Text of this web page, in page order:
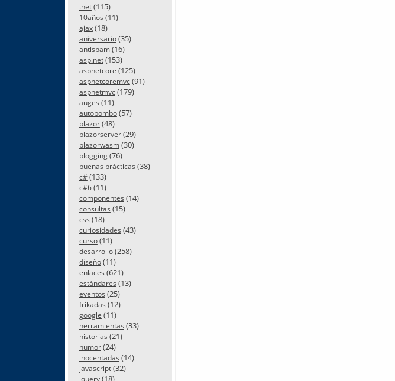
.net(115)
10años (11)
ajax(18)
aniversario(35)
antispam(16)
asp.net(153)
aspnetcore (125)
aspnetcoremvc(91)
aspnetmvc(179)
auges (11)
autobombo(57)
blazor(48)
blazorserver(29)
blazorwasm(30)
blogging(76)
buenas prácticas (38)
c#(133)
c#6(11)
componentes (14)
consultas (15)
css (18)
curiosidades (43)
curso(11)
desarrollo(258)
diseño(11)
enlaces (621)
estándares (13)
eventos (25)
frikadas (12)
google (11)
herramientas (33)
historias (21)
humor(24)
inocentadas (14)
javascript(32)
jquery(18)